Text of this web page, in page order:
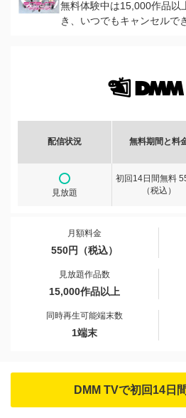
無料体験中は15,000作品以
き、いつでもキャンセルで
配信状況 無料期間と料
見放題
初回14日間無料
（税込）
月額料金
550円（税込）
見放題作品数
15,000作品以上
同時再生可能端末数
1端末
DMM TVで初回14日